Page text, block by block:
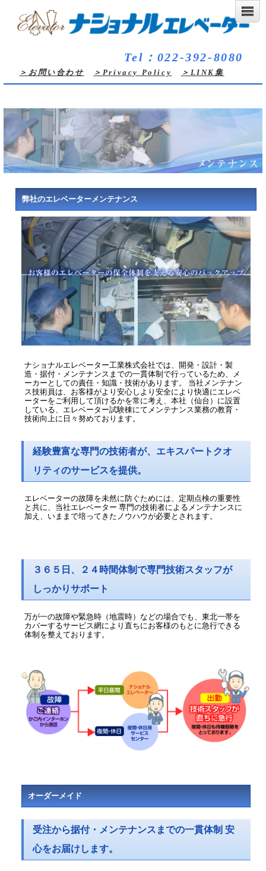
Tel：022-392-8080
＞お問い合わせ ＞Privacy Policy ＞LINK集
弊社のエレベーターメンテナンス
ナショナルエレベーター工業株式会社では、開発・設計・製
造・据付・メンテナンスまでの一貫体制で行っているため、メ
ーカーとしての責任・知識・技術があります。 当社メンテナン
ス技術員は、お客様がより安心しより安全により快適にエレベ
ーターをご利用して頂けるかを常に考え、本社（仙台）に設置
している、エレベーター試験棟にてメンテナンス業務の教育・
技術向上に日々努めております。
経験豊富な専門の技術者が、エキスパートクオ
リティのサービスを提供。
エレベーターの故障を未然に防ぐためには、定期点検の重要性
と共に、当社エレベーター 専門の技術者によるメンテナンスに
加え、いままで培ってきたノウハウが必要とされます。
３６５日、２４時間体制で専門技術スタッフが
しっかりサポート
万が一の故障や緊急時（地震時）などの場合でも、東北一帯を
カバーするサービス網により直ちにお客様のもとに急行できる
体制を整えております。
オーダーメイド
受注から据付・メンテナンスまでの一貫体制 安
心をお届けします。